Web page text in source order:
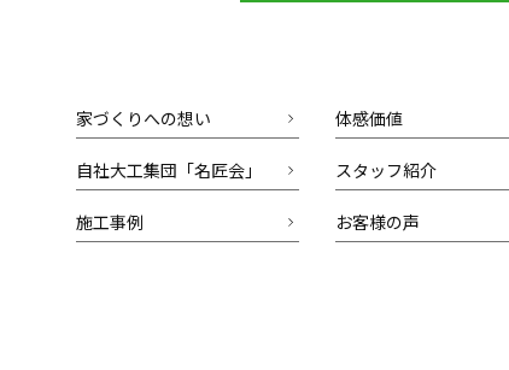
家づくりへの想い 体感価値
自社大工集団「名匠会」 スタッフ紹介
施工事例 お客様の声